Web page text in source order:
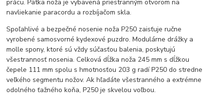
prácu. Pätka noža je vybavená priestranným otvorom na
navliekanie paracordu a rozbíjačom skla.
Spoľahlivé a bezpečné nosenie noža P250 zaisťuje ručne
vyrobené samosvorné kydexové puzdro. Modulárne drážky a
molle spony, ktoré sú vždy súčasťou balenia, poskytujú
všestrannosť nosenia. Celková dĺžka noža 245 mm s dĺžkou
čepele 111 mm spolu s hmotnosťou 203 g radí P250 do stredne
veľkého segmentu nožov. Ak hľadáte všestranného a extrémne
odolného ťažného koňa, P250 je skvelou voľbou.